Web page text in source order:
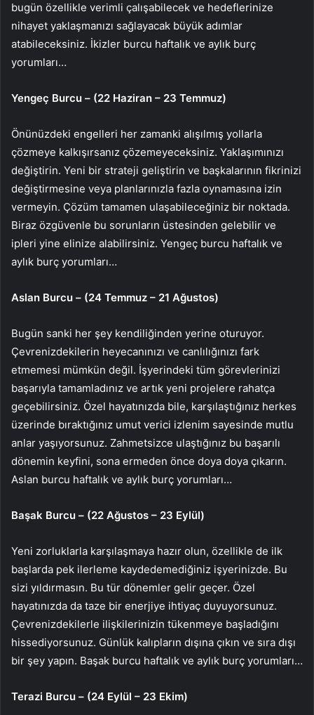
bugün özellikle verimli çalışabilecek ve hedeflerinize
nihayet yaklaşmanızı sağlayacak büyük adımlar
atabileceksiniz. İkizler burcu haftalık ve aylık burç
yorumları…
Yengeç Burcu – (22 Haziran – 23 Temmuz)
Önünüzdeki engelleri her zamanki alışılmış yollarla
çözmeye kalkışırsanız çözemeyeceksiniz. Yaklaşımınızı
değiştirin. Yeni bir strateji geliştirin ve başkalarının fikrinizi
değiştirmesine veya planlarınızla fazla oynamasına izin
vermeyin. Çözüm tamamen ulaşabileceğiniz bir noktada.
Biraz özgüvenle bu sorunların üstesinden gelebilir ve
ipleri yine elinize alabilirsiniz. Yengeç burcu haftalık ve
aylık burç yorumları…
Aslan Burcu – (24 Temmuz – 21 Ağustos)
Bugün sanki her şey kendiliğinden yerine oturuyor.
Çevrenizdekilerin heyecanınızı ve canlılığınızı fark
etmemesi mümkün değil. İşyerindeki tüm görevlerinizi
başarıyla tamamladınız ve artık yeni projelere rahatça
geçebilirsiniz. Özel hayatınızda bile, karşılaştığınız herkes
üzerinde bıraktığınız umut verici izlenim sayesinde mutlu
anlar yaşıyorsunuz. Zahmetsizce ulaştığınız bu başarılı
dönemin keyfini, sona ermeden önce doya doya çıkarın.
Aslan burcu haftalık ve aylık burç yorumları…
Başak Burcu – (22 Ağustos – 23 Eylül)
Yeni zorluklarla karşılaşmaya hazır olun, özellikle de ilk
başlarda pek ilerleme kaydedemediğiniz işyerinizde. Bu
sizi yıldırmasın. Bu tür dönemler gelir geçer. Özel
hayatınızda da taze bir enerjiye ihtiyaç duyuyorsunuz.
Çevrenizdekilerle ilişkilerinizin tükenmeye başladığını
hissediyorsunuz. Günlük kalıpların dışına çıkın ve sıra dışı
bir şey yapın. Başak burcu haftalık ve aylık burç yorumları…
Terazi Burcu – (24 Eylül – 23 Ekim)